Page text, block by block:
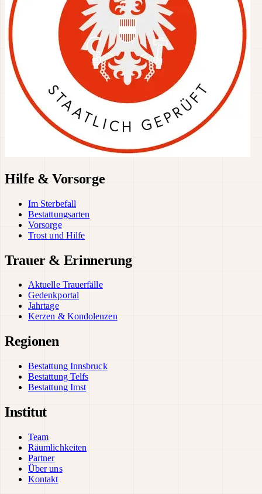
Hilfe & Vorsorge
Im Sterbefall
Bestattungsarten
Vorsorge
Trost und Hilfe
Trauer & Erinnerung
Aktuelle Trauerfälle
Gedenkportal
Jahrtage
Kerzen & Kondolenzen
Regionen
Bestattung Innsbruck
Bestattung Telfs
Bestattung Imst
Institut
Team
Räumlichkeiten
Partner
Über uns
Kontakt